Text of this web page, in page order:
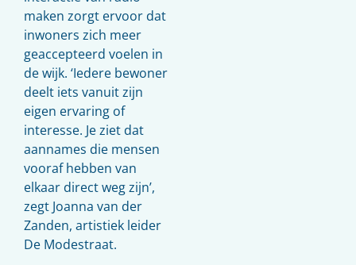
maken zorgt ervoor dat
inwoners zich meer
geaccepteerd voelen in
de wijk. ‘Iedere bewoner
deelt iets vanuit zijn
eigen ervaring of
interesse. Je ziet dat
aannames die mensen
vooraf hebben van
elkaar direct weg zijn’,
zegt Joanna van der
Zanden, artistiek leider
De Modestraat.